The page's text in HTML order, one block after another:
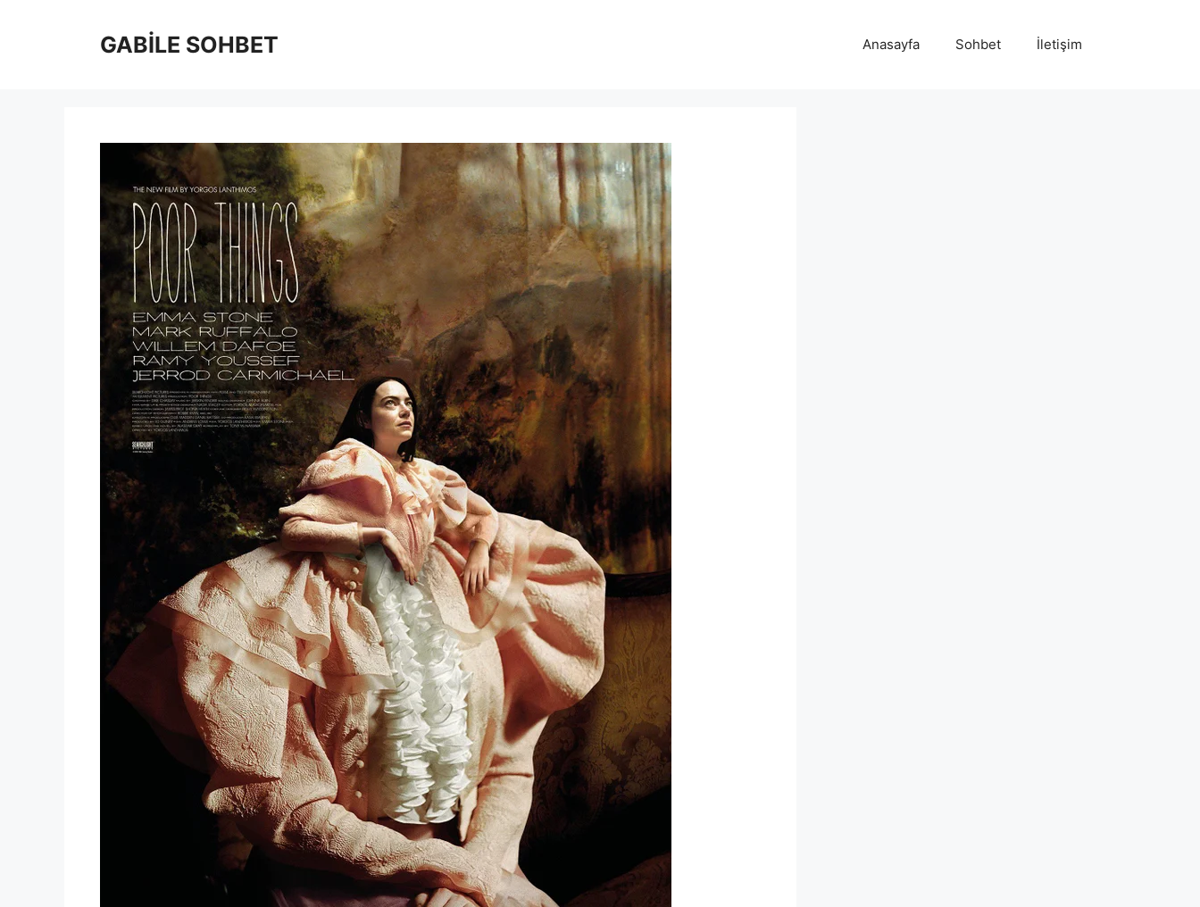
GABİLE SOHBET Anasayfa Sohbet İletişim